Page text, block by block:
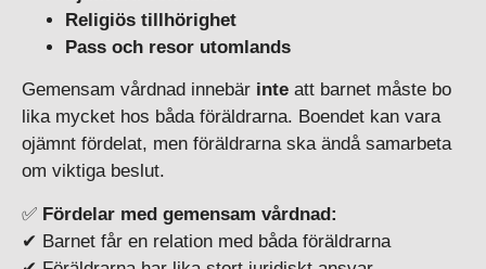
Religiös tillhörighet
Pass och resor utomlands
Gemensam vårdnad innebär inte att barnet måste bo
lika mycket hos båda föräldrarna. Boendet kan vara
ojämnt fördelat, men föräldrarna ska ändå samarbeta
om viktiga beslut.
✅ Fördelar med gemensam vårdnad:
✔ Barnet får en relation med båda föräldrarna